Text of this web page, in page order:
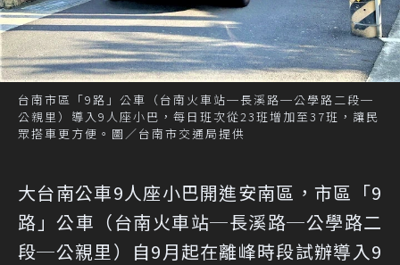
台南市區「9路」公車（台南火車站─長溪路─公學路二段─
公親里）導入9人座小巴，每日班次從23班增加至37班，讓民
眾搭車更方便。圖／台南市交通局提供
大台南公車9人座小巴開進安南區，市區「9
路」公車（台南火車站─長溪路─公學路二
段─公親里）自9月起在離峰時段試辦導入9